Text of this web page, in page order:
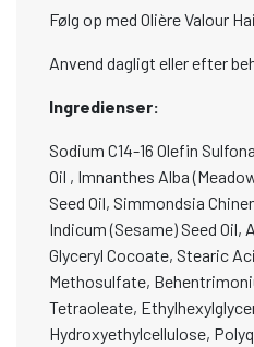
Følg op med Olière Valour
Anvend dagligt eller efter
Ingredienser:
Sodium C14-16 Olefin
Oil , Imnanthes Alba
Seed Oil, Simmondsia
Indicum (Sesame) Seed
Glyceryl Cocoate, Stearic
Methosulfate,
Tetraoleate,
Hydroxyethylcellulose,